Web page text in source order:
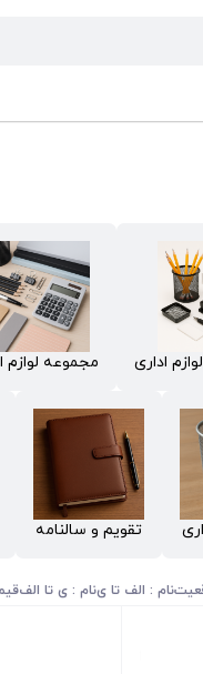
اداری مجموعه لوازم
تقویم و سالنامه
نام : الف تا ینام : ی تا الف